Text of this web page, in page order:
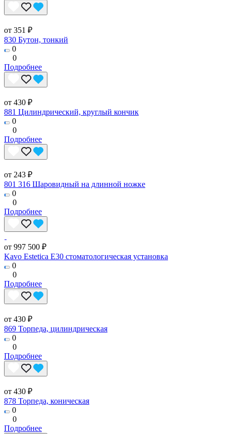
от 351 ₽
830 Бутон, тонкий
0
0
Подробнее
от 430 ₽
881 Цилиндрический, круглый кончик
0
0
Подробнее
от 243 ₽
801 316 Шаровидный на длинной ножке
0
0
Подробнее
от 997 500 ₽
Kavo Estetica E30 стоматологическая установка
0
0
Подробнее
от 430 ₽
869 Торпеда, цилиндрическая
0
0
Подробнее
от 430 ₽
878 Торпеда, коническая
0
0
Подробнее